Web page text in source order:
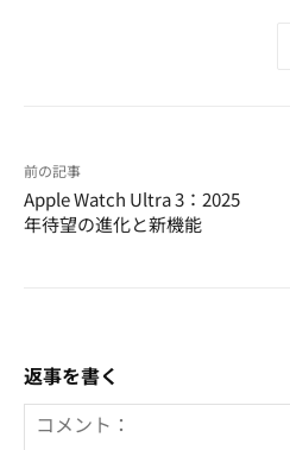
前の記事
Apple Watch Ultra 3：2025
年待望の進化と新機能
返事を書く